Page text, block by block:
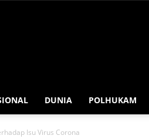
DUNIA POLHUKAM
Isu Virus Corona